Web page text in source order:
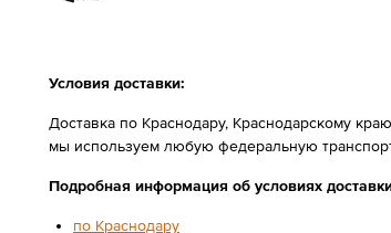
Условия доставки:
Доставка по Краснодару, Краснодарскому
мы используем любую федеральную
Подробная информация об условиях
по Краснодару